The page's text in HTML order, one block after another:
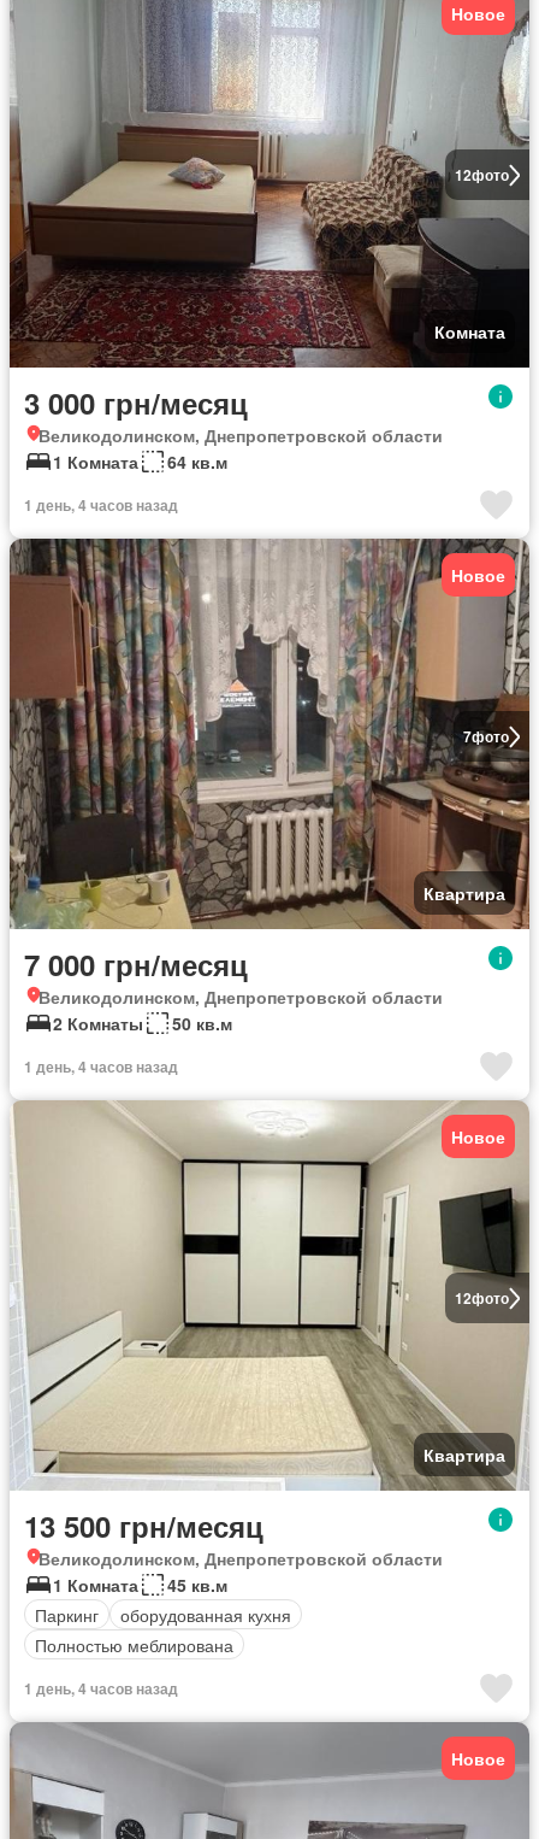
12фото
Новое
Комната
3 000 грн/месяц
Великодолинском, Днепропетровской области
1 Комната
64 кв.м
1 день, 4 часов назад
7фото
Новое
Квартира
7 000 грн/месяц
Великодолинском, Днепропетровской области
2 Комнаты
50 кв.м
1 день, 4 часов назад
12фото
Новое
Квартира
13 500 грн/месяц
Великодолинском, Днепропетровской области
1 Комната
45 кв.м
Паркинг
оборудованная кухня
Полностью меблирована
1 день, 4 часов назад
Новое